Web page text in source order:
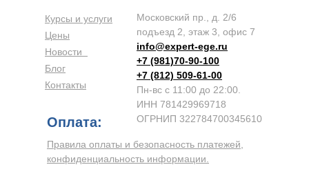
Курсы и услуги
Цены
Новости
Блог
Контакты
Московский пр., д. 2/6
подъезд 2, этаж 3, офис 7
info@expert-ege.ru
+7 (981)70-90-100
+7 (812) 509-61-00
Пн-вс с 11:00 до 22:00.
ИНН 781429969718
ОГРНИП 322784700345610
Правила оплаты и безопасность платежей,
конфиденциальность информации.
Оплата: